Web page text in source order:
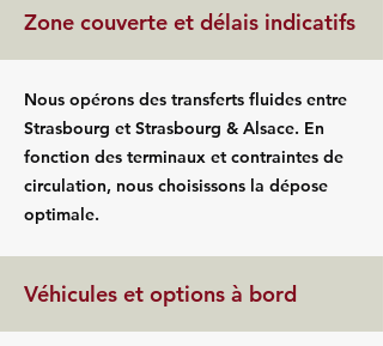
Zone couverte et délais indicatifs
Nous opérons des transferts fluides entre
Strasbourg et Strasbourg & Alsace. En
fonction des terminaux et contraintes de
circulation, nous choisissons la dépose
optimale.
Véhicules et options à bord